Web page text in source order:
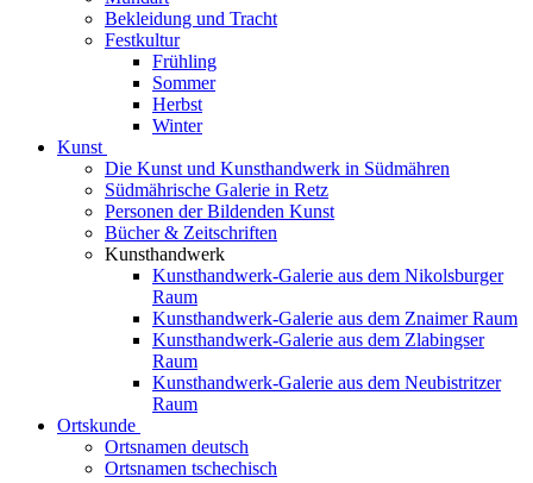
Bekleidung und Tracht
Festkultur
Frühling
Sommer
Herbst
Winter
Kunst
Die Kunst und Kunsthandwerk in Südmähren
Südmährische Galerie in Retz
Personen der Bildenden Kunst
Bücher & Zeitschriften
Kunsthandwerk
Kunsthandwerk-Galerie aus dem Nikolsburger
Raum
Kunsthandwerk-Galerie aus dem Znaimer Raum
Kunsthandwerk-Galerie aus dem Zlabingser
Raum
Kunsthandwerk-Galerie aus dem Neubistritzer
Raum
Ortskunde
Ortsnamen deutsch
Ortsnamen tschechisch